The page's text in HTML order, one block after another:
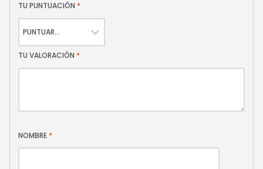
TU PUNTUACIÓN *
TU VALORACIÓN *
NOMBRE *